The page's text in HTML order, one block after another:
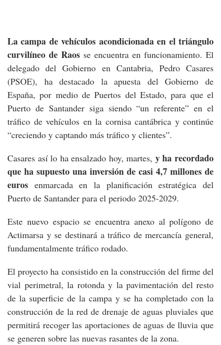
La campa de vehículos acondicionada en el triángulo
curvilíneo de Raos se encuentra en funcionamiento. El
delegado del Gobierno en Cantabria, Pedro Casares
(PSOE), ha destacado la apuesta del Gobierno de
España, por medio de Puertos del Estado, para que el
Puerto de Santander siga siendo “un referente” en el
tráfico de vehículos en la cornisa cantábrica y continúe
“creciendo y captando más tráfico y clientes”.
Casares así lo ha ensalzado hoy, martes, y ha recordado
que ha supuesto una inversión de casi 4,7 millones de
euros enmarcada en la planificación estratégica del
Puerto de Santander para el periodo 2025-2029.
Este nuevo espacio se encuentra anexo al polígono de
Actimarsa y se destinará a tráfico de mercancía general,
fundamentalmente tráfico rodado.
El proyecto ha consistido en la construcción del firme del
vial perimetral, la rotonda y la pavimentación del resto
de la superficie de la campa y se ha completado con la
construcción de la red de drenaje de aguas pluviales que
permitirá recoger las aportaciones de aguas de lluvia que
se generen sobre las nuevas rasantes de la zona.